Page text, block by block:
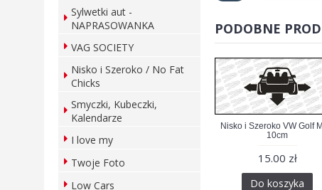
Sylwetki aut -
NAPRASOWANKA
VAG SOCIETY
Nisko i Szeroko / No Fat
Chicks
Smyczki, Kubeczki,
Kalendarze
I love my
Twoje Foto
Low Cars
PODOBNE
Nisko i Szeroko VW Golf
10cm
15.00 zł
Do koszyka